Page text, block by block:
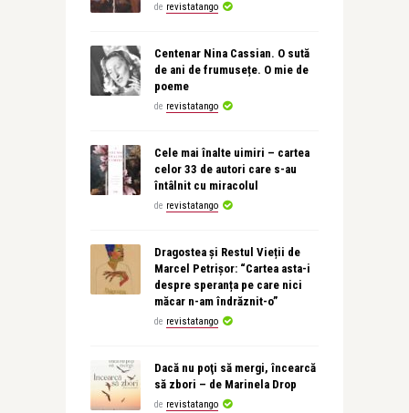
de revistatango
Centenar Nina Cassian. O sută
de ani de frumusețe. O mie de
poeme
de revistatango
Cele mai înalte uimiri – cartea
celor 33 de autori care s-au
întâlnit cu miracolul
de revistatango
Dragostea și Restul Vieții de
Marcel Petrișor: “Cartea asta-i
despre speranța pe care nici
măcar n-am îndrăznit-o”
de revistatango
Dacă nu poţi să mergi, încearcă
să zbori – de Marinela Drop
de revistatango